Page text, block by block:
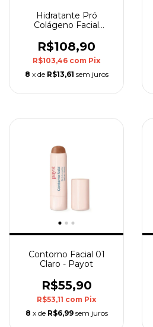
Hidratante Pró
Colágeno Facial
R$108,90
R$103,46 com Pix
8 x de R$13,61 sem juros
Contorno Facial 01
Claro - Payot
R$55,90
R$53,11 com Pix
8 x de R$6,99 sem juros